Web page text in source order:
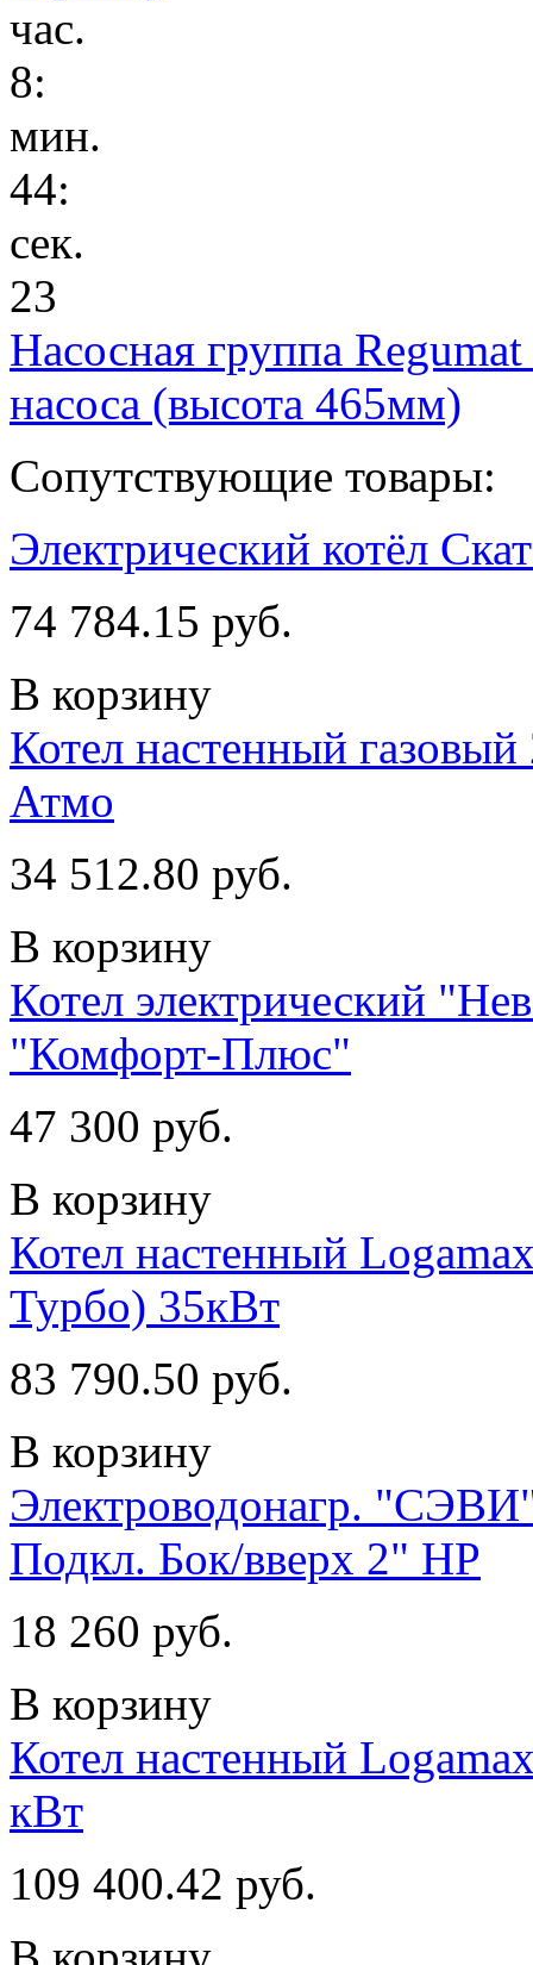
час.
8:
мин.
44:
сек.
23
Насосная группа
насоса (высота 465мм)
Сопутствующие товары:
Электрический котёл
74 784.15 руб.
В корзину
Котел настенный
Атмо
34 512.80 руб.
В корзину
Котел электрический
"Комфорт-Плюс"
47 300 руб.
В корзину
Котел настенный
Турбо) 35кВт
83 790.50 руб.
В корзину
Электроводонагр.
Подкл. Бок/вверх 2" НР
18 260 руб.
В корзину
Котел настенный
кВт
109 400.42 руб.